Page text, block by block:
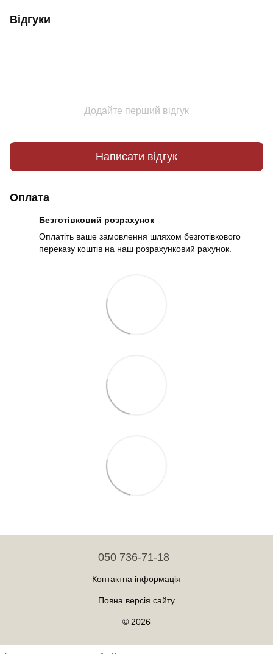
Відгуки
Додайте перший відгук
Написати відгук
Оплата
Безготівковий розрахунок
Оплатіть ваше замовлення шляхом безготівкового
переказу коштів на наш розрахунковий рахунок.
050 736-71-18
Контактна інформація
Повна версія сайту
© 2026